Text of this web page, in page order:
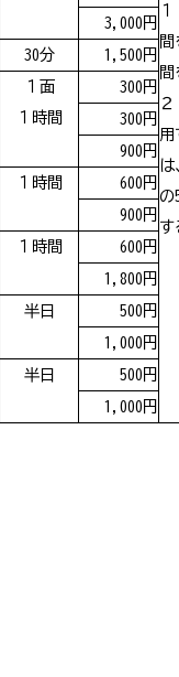
間
用
は
の
す
3,000円
30分 1,500円
１面
300円
１時間
300円
900円
１時間
600円
900円
１時間
600円
1,800円
半日
500円
1,000円
半日
500円
1,000円